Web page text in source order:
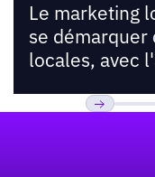
Le marketing
se démarquer
locales, avec